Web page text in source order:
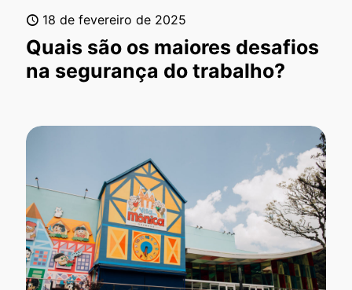
18 de fevereiro de 2025
Quais são os maiores desafios
na segurança do trabalho?